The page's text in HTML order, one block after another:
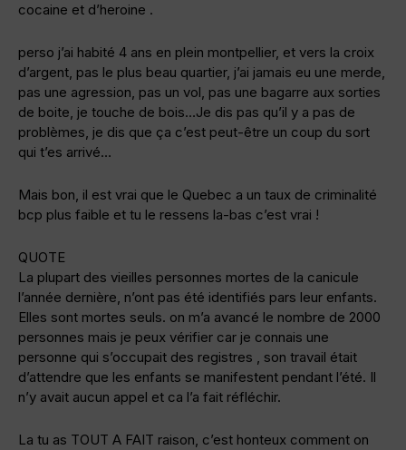
cocaine et d’heroine .
perso j’ai habité 4 ans en plein montpellier, et vers la croix
d’argent, pas le plus beau quartier, j’ai jamais eu une merde,
pas une agression, pas un vol, pas une bagarre aux sorties
de boite, je touche de bois…Je dis pas qu’il y a pas de
problèmes, je dis que ça c’est peut-être un coup du sort
qui t’es arrivé…
Mais bon, il est vrai que le Quebec a un taux de criminalité
bcp plus faible et tu le ressens la-bas c’est vrai !
QUOTE
La plupart des vieilles personnes mortes de la canicule
l’année dernière, n’ont pas été identifiés pars leur enfants.
Elles sont mortes seuls. on m’a avancé le nombre de 2000
personnes mais je peux vérifier car je connais une
personne qui s’occupait des registres , son travail était
d’attendre que les enfants se manifestent pendant l’été. Il
n’y avait aucun appel et ca l’a fait réfléchir.
La tu as TOUT A FAIT raison, c’est honteux comment on